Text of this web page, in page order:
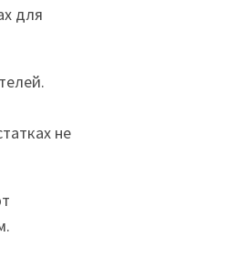
для
не